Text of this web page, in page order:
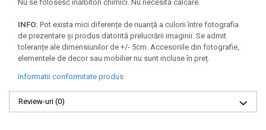
Nu se folosesc înălbitori chimici. Nu necesită călcare.
INFO: Pot exista mici diferențe de nuanță a culorii între fotografia
de prezentare și produs datorită prelucrării imaginii. Se admit
toleranțe ale dimensiunilor de +/- 5cm. Accesoriile din fotografie,
elementele de decor sau mobilier nu sunt incluse în preț.
Informatii conformitate produs
Review-uri (0)